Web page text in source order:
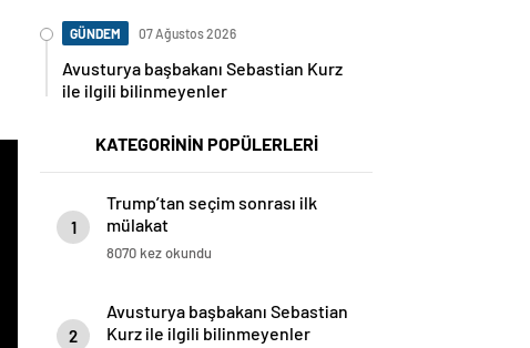
GÜNDEM 07 Ağustos 2026
Avusturya başbakanı Sebastian Kurz
ile ilgili bilinmeyenler
KATEGORİNİN POPÜLERLERİ
1
Trump’tan seçim sonrası ilk
mülakat
8070 kez okundu
2
Avusturya başbakanı Sebastian
Kurz ile ilgili bilinmeyenler